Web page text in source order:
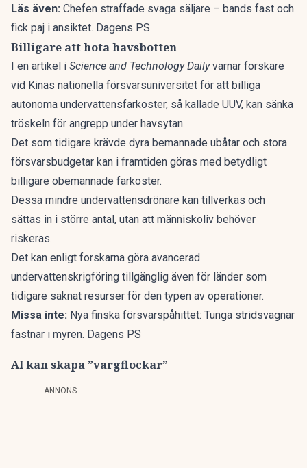
Läs även: Chefen straffade svaga säljare – bands fast och
fick paj i ansiktet. Dagens PS
Billigare att hota havsbotten
I en artikel i Science and Technology Dailyvarnar forskare
vid Kinas nationella försvarsuniversitet för att billiga
autonoma undervattensfarkoster, så kallade UUV, kan sänka
tröskeln för angrepp under havsytan.
Det som tidigare krävde dyra bemannade ubåtar och stora
försvarsbudgetar kan i framtiden göras med betydligt
billigare obemannade farkoster.
Dessa mindre undervattensdrönare kan tillverkas och
sättas in i större antal, utan att människoliv behöver
riskeras.
Det kan enligt forskarna göra avancerad
undervattenskrigföring tillgänglig även för länder som
tidigare saknat resurser för den typen av operationer.
Missa inte: Nya finska försvarspåhittet: Tunga stridsvagnar
fastnar i myren. Dagens PS
AI kan skapa ”vargflockar”
ANNONS